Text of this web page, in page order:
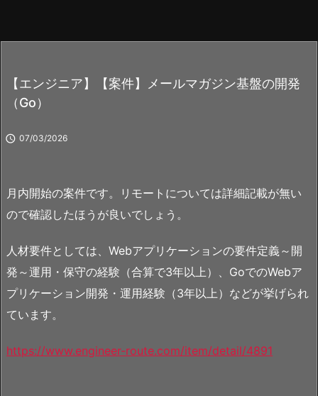
【エンジニア】【案件】メールマガジン基盤の開発
（Go）
 07/03/2026
月内開始の案件です。リモートについては詳細記載が無い
ので確認したほうが良いでしょう。
人材要件としては、Webアプリケーションの要件定義～開
発～運用・保守の経験（合算で3年以上）、GoでのWebア
プリケーション開発・運用経験（3年以上）などが挙げられ
ています。
https://www.engineer-route.com/item/detail/4891